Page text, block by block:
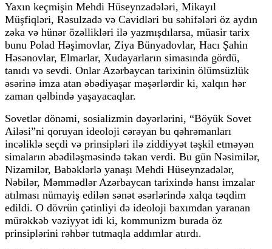
Yaxın keçmişin Mehdi Hüseynzadələri, Mikayıl
Müşfiqləri, Rəsulzadə və Cavidləri bu səhifələri öz aydın
zəka və hünər özəllikləri ilə yazmışdılarsa, müasir tarix
bunu Polad Həşimovlar, Ziya Bünyadovlar, Hacı Şahin
Həsənovlar, Elmarlar, Xudayarların simasında gördü,
tanıdı və sevdi. Onlar Azərbaycan tarixinin ölümsüzlük
əsərinə imza atan əbədiyaşar məşərlərdir ki, xalqın hər
zaman qəlbində yaşayacaqlar.
Sovetlər dönəmi, sosializmin dəyərlərini, “Böyük Sovet
Ailəsi”ni qoruyan ideoloji cərəyan bu qəhrəmanları
incəliklə seçdi və prinsipləri ilə ziddiyyət təşkil etməyən
simaların əbədiləşməsində təkan verdi. Bu gün Nəsimilər,
Nizamilər, Babəklərlə yanaşı Mehdi Hüseynzadələr,
Nəbilər, Məmmədlər Azərbaycan tarixində hansı imzalar
atılması nümayiş edilən sənət əsərlərində xalqa təqdim
edildi. O dövrün çətinliyi də ideoloji baxımdan yaranan
mürəkkəb vəziyyət idi ki, kommunizm burada öz
prinsiplərini rəhbər tutmaqla addımlar atırdı.